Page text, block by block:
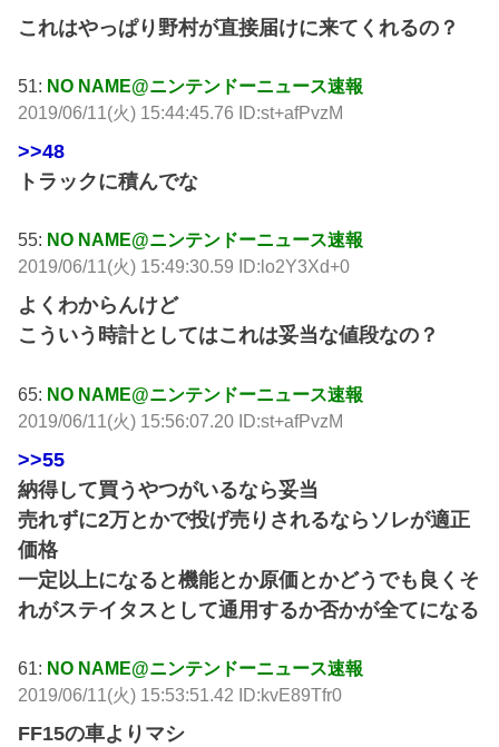
これはやっぱり野村が直接届けに来てくれるの？
51: NO NAME@ニンテンドーニュース速報
2019/06/11(火) 15:44:45.76 ID:st+afPvzM
>>48
トラックに積んでな
55: NO NAME@ニンテンドーニュース速報
2019/06/11(火) 15:49:30.59 ID:lo2Y3Xd+0
よくわからんけど
こういう時計としてはこれは妥当な値段なの？
65: NO NAME@ニンテンドーニュース速報
2019/06/11(火) 15:56:07.20 ID:st+afPvzM
>>55
納得して買うやつがいるなら妥当
売れずに2万とかで投げ売りされるならソレが適正
価格
一定以上になると機能とか原価とかどうでも良くそ
れがステイタスとして通用するか否かが全てになる
61: NO NAME@ニンテンドーニュース速報
2019/06/11(火) 15:53:51.42 ID:kvE89Tfr0
FF15の車よりマシ